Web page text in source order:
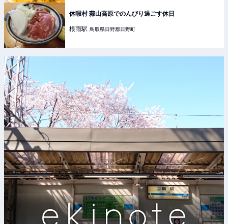
休暇村 蒜山高原でのんびり過ごす休日
根雨駅 鳥取県日野郡日野町